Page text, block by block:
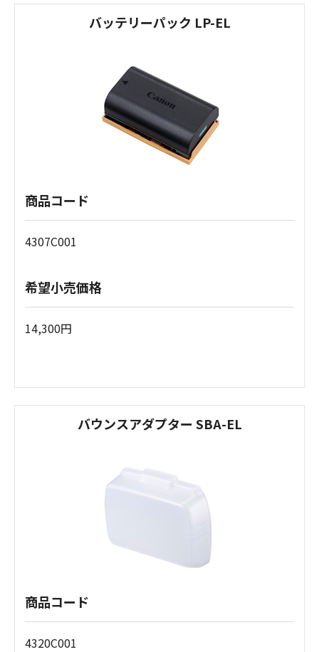
バッテリーパック LP-EL
商品コード
4307C001
希望小売価格
14,300円
バウンスアダプター SBA-EL
商品コード
4320C001